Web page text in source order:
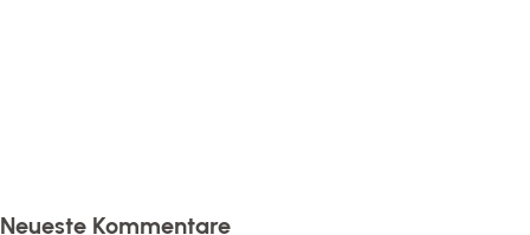
Neueste Kommentare